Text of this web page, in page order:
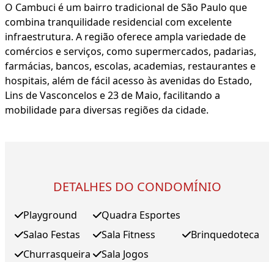
O Cambuci é um bairro tradicional de São Paulo que
combina tranquilidade residencial com excelente
infraestrutura. A região oferece ampla variedade de
comércios e serviços, como supermercados, padarias,
farmácias, bancos, escolas, academias, restaurantes e
hospitais, além de fácil acesso às avenidas do Estado,
Lins de Vasconcelos e 23 de Maio, facilitando a
mobilidade para diversas regiões da cidade.
DETALHES DO CONDOMÍNIO
Playground
Salao Festas
Churrasqueira
Quadra Esportes
Sala Fitness
Sala Jogos
Brinquedoteca